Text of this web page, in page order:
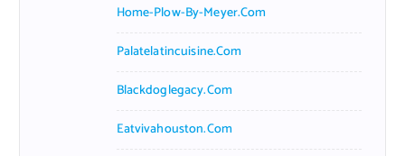
Home-Plow-By-Meyer.com
Palatelatincuisine.com
Blackdoglegacy.com
Eatvivahouston.com